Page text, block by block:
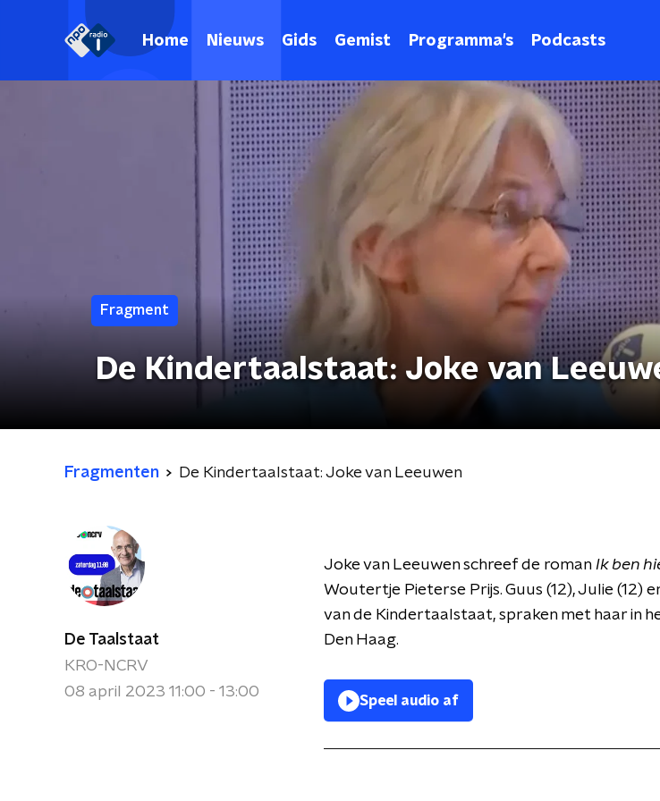
Home Nieuws Gids Gemist Programma's Podcasts
Fragment
De Kindertaalstaat: Joke van
Fragmenten De Kindertaalstaat: Joke van Leeuwen
De Taalstaat
KRO-NCRV
08 april 2023 11:00 - 13:00
Joke van Leeuwen schreef de roman Ik ben
Woutertje Pieterse Prijs. Guus (12), Julie (12)
van de Kindertaalstaat, spraken met haar in
Den Haag.
Speel audio af